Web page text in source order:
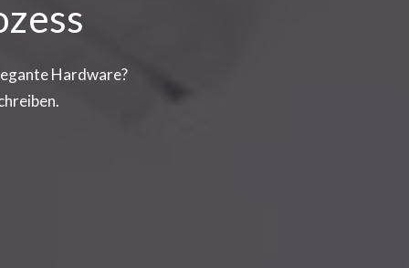
Hardware?